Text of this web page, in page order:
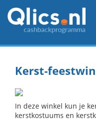
Kerst-
In deze winkel kun je
kerstkostuums en